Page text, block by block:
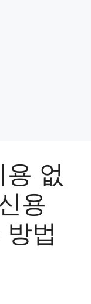
없
용
법